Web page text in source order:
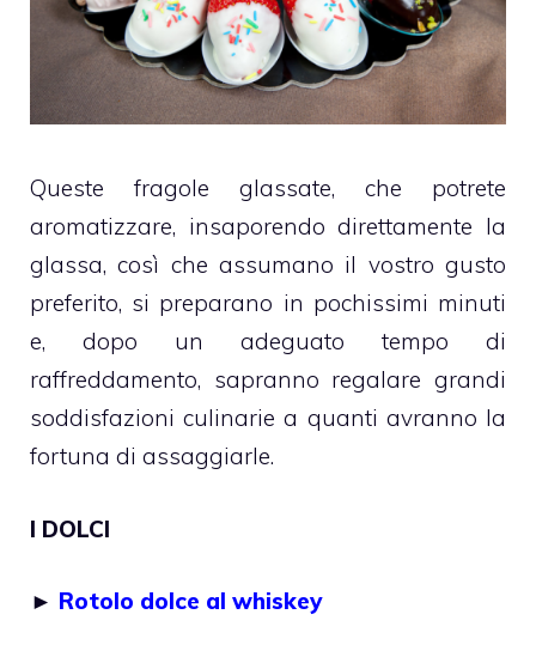
Queste fragole glassate, che potrete
aromatizzare, insaporendo direttamente la
glassa, così che assumano il vostro gusto
preferito, si preparano in pochissimi minuti
e, dopo un adeguato tempo di
raffreddamento, sapranno regalare grandi
soddisfazioni culinarie a quanti avranno la
fortuna di assaggiarle.
I DOLCI
► Rotolo dolce al whiskey